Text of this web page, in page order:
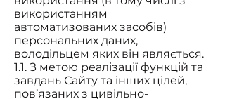
використанням
автоматизованих засобів)
персональних даних,
володільцем яких він являється.
1.1. З метою реалізації функцій та
завдань Сайту та інших цілей,
пов’язаних з цивільно-